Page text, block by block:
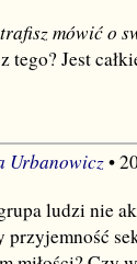
mówić o
tego? Jest
Urbanowicz•
ludzi nie
przyjemność